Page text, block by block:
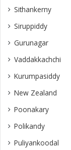
Puliyankoodal
Kacheri
Mulliyawalai
Kalmunai
United States
Vaṭamarāṭci
Moolai
Ratnapura
Thondaimanaru